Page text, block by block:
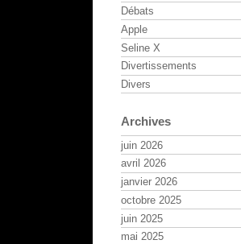
Débats
Apple
Seline X
Divertissements
Divers
Archives
juin 2026
avril 2026
janvier 2026
octobre 2025
juin 2025
mai 2025